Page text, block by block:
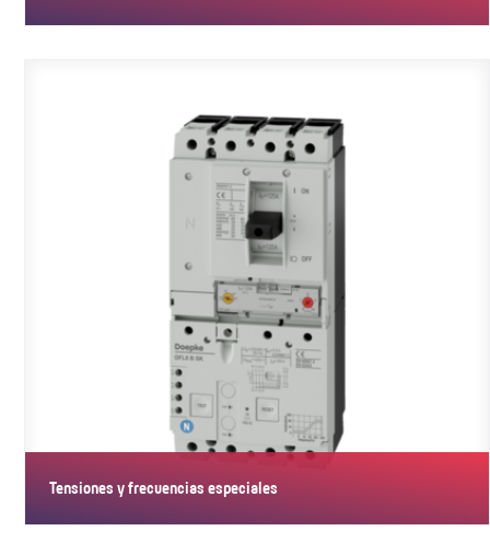
Los dispositivos en versión estándar están diseñados para circuitos
Tensiones y frecuencias especiales
Los dispositivos de estas versiones especiales están concebidos